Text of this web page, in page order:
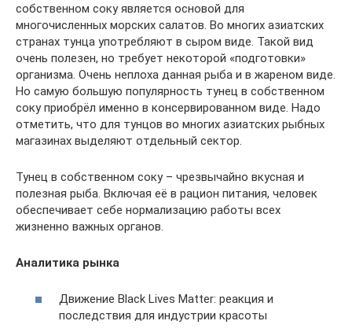
собственном соку является основой для
многочисленных морских салатов. Во многих азиатских
странах тунца употребляют в сыром виде. Такой вид
очень полезен, но требует некоторой «подготовки»
организма. Очень неплоха данная рыба и в жареном виде.
Но самую большую популярность тунец в собственном
соку приобрёл именно в консервированном виде. Надо
отметить, что для тунцов во многих азиатских рыбных
магазинах выделяют отдельный сектор.
Тунец в собственном соку – чрезвычайно вкусная и
полезная рыба. Включая её в рацион питания, человек
обеспечивает себе нормализацию работы всех
жизненно важных органов.
Аналитика рынка
Движение Black Lives Matter: реакция и
последствия для индустрии красоты